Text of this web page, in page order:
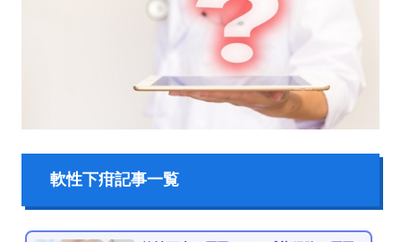
軟性下疳記事一覧